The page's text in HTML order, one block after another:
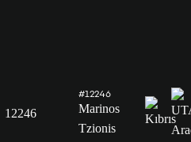
12246
#12246
Marinos
Tzionis